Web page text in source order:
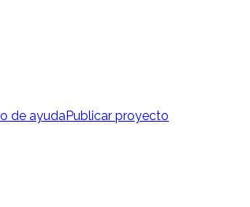
de ayudaPublicar proyecto